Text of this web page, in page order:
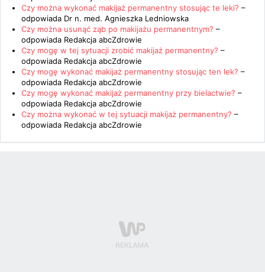
Czy można wykonać makijaż permanentny stosując te leki? –
odpowiada Dr n. med. Agnieszka Ledniowska
Czy można usunąć ząb po makijażu permanentnym? –
odpowiada Redakcja abcZdrowie
Czy mogę w tej sytuacji zrobić makijaż permanentny? –
odpowiada Redakcja abcZdrowie
Czy mogę wykonać makijaż permanentny stosując ten lek? –
odpowiada Redakcja abcZdrowie
Czy mogę wykonać makijaż permanentny przy bielactwie? –
odpowiada Redakcja abcZdrowie
Czy można wykonać w tej sytuacji makijaż permanentny? –
odpowiada Redakcja abcZdrowie